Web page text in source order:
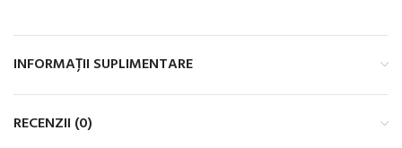
INFORMAȚII SUPLIMENTARE
RECENZII (0)